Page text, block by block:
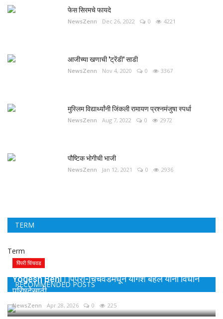
फेस सिरमचे फायदे
NewsZenn Dec 26, 2022 0 4221
आजीच्या खणाची 'ट्रेंडी' साडी
NewsZenn Nov 4, 2020 0 3367
मुस्लिम विद्यार्थ्यांनी जिंकली रामायण प्रश्नमंजुषा स्पर्धा
NewsZenn Aug 7, 2022 0 2972
पौष्टिक भोगीची भाजी
NewsZenn Jan 12, 2021 0 2936
TERM
Term
RECOMMENDED POSTS
पिंपरी चिंचवड
Yogesh Behl | पिंपरी-चिंचवडमधून योगेश बहल यांना विधान
परिषदेसाठी...
NewsZenn Apr 28, 2026 0 225